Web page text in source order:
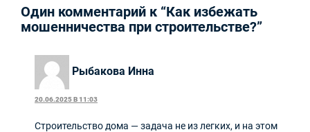
Один комментарий к “Как избежать
мошенничества при строительстве?”
Рыбакова Инна
20.06.2025 В 11:03
Строительство дома — задача не из легких, и на этом